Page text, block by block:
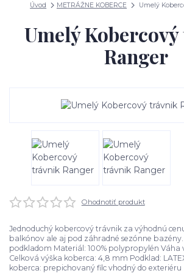
Úvod METRÁŽNE KOBERCE Umelý
Umelý
Ranger
Ohodnotiť produkt
Jednoduchý kobercový trávnik za výhodnú
balkónov ale aj pod záhradné sezónne
podkladom Materiál: 100% polypropylén Váha
Celková výška koberca: 4,8 mm Podklad:
koberca: prepichovaný filc vhodný do